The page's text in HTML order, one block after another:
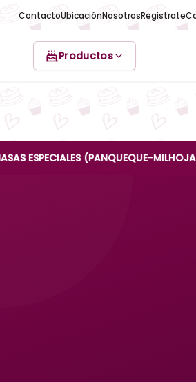
ContactoUbicaciónNosotrosRegistrate
Productos
(PANQUEQUE-MILHOJAS-